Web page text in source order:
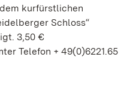
kurfürstlichen
Schloss“
3,50 €
Telefon + 49(0)6221.65